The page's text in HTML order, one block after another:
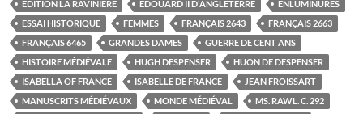
EDITION LA RAVINIÈRE
EDOUARD II D'ANGLETERRE
ENLUMINURES
ESSAI HISTORIQUE
FEMMES FRANÇAIS 2643
FRANÇAIS 2663
FRANÇAIS 6465
GRANDES DAMES
GUERRE DE CENT ANS
HISTOIRE MÉDIÉVALE
HUGH DESPENSER
HUON DE DESPENSER
ISABELLA OF FRANCE
ISABELLE DE FRANCE
JEAN FROISSART
MANUSCRITS MÉDIÉVAUX
MONDE MÉDIÉVAL
MS. RAWL. C. 292